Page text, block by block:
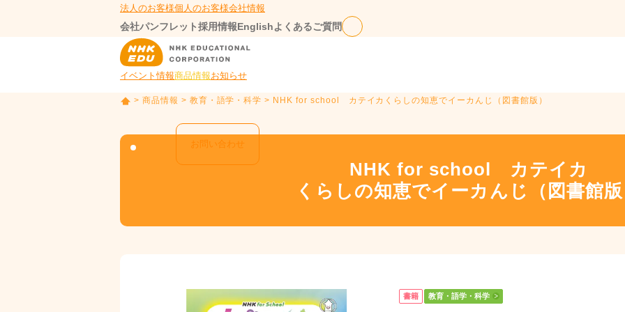
法人のお客様個人のお客様会社情報
会社パンフレット採用情報Englishよくあるご質問
イベント情報商品情報お知らせ
お問い合わせ
P
> 商品情報 > 教育・語学・科学 > NHK for school カテイカくらしの知恵でイーカんじ（図書館版）
NHK for school カテイカ
くらしの知恵でイーカんじ（図書館
書籍 教育・語学・科学